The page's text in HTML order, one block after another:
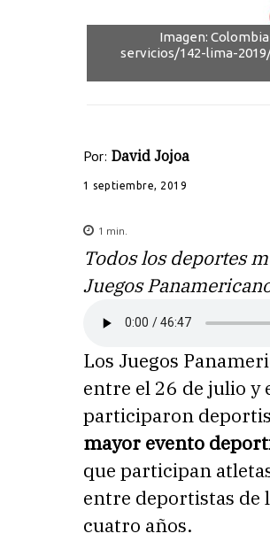
Imagen:
servicios/142-lima-
Por: David Jojoa
1 septiembre, 2019
1 min.
Todos los deportes
Juegos
Los Juegos
entre el 26 de julio y
participaron
mayor evento
que participan
entre deportistas de
cuatro años.